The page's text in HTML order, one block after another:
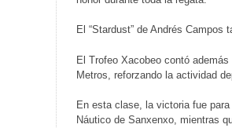
El “Stardust” de Andrés
El Trofeo Xacobeo contó
Metros, reforzando la actividad
En esta clase, la victoria fue para
Náutico de Sanxenxo, mientras